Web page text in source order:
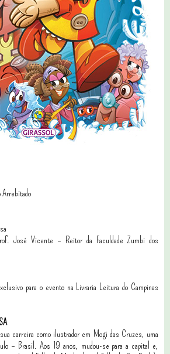
Arrebitado
José Vicente – Reitor da Faculdade Zumbi dos
para o evento na Livraria Leitura do Campinas
carreira como ilustrador em Mogi das Cruzes, uma
– Brasil. Aos 19 anos, mudou-se para a capital e,